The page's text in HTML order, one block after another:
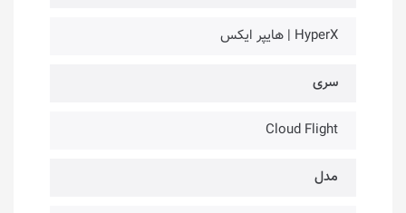
HyperX | هایپر ایکس
سری
Cloud Flight
مدل